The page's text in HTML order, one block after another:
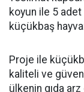
koyun ile 5
küçükbaş
Proje ile
kaliteli ve
ülkenin gıda